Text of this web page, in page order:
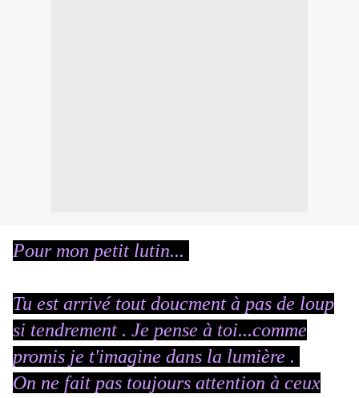
Pour mon petit lutin...
Tu est arrivé tout doucment à pas de loup
si tendrement . Je pense à toi...comme
promis je t'imagine dans la lumière .
On ne fait pas toujours attention à ceux